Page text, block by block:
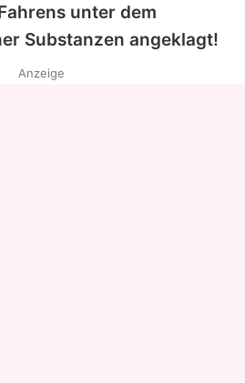
unter dem
Substanzen angeklagt!
Anzeige